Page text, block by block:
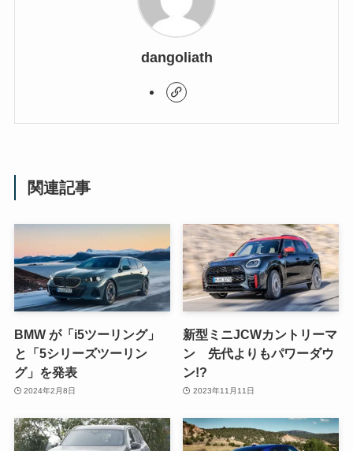
dangoliath
関連記事
BMW が「i5ツーリング」
と「5シリーズツーリン
グ」を発表
2024年2月8日
新型ミニJCWカントリーマ
ン 先代よりもパワーダウ
ン!?
2023年11月11日